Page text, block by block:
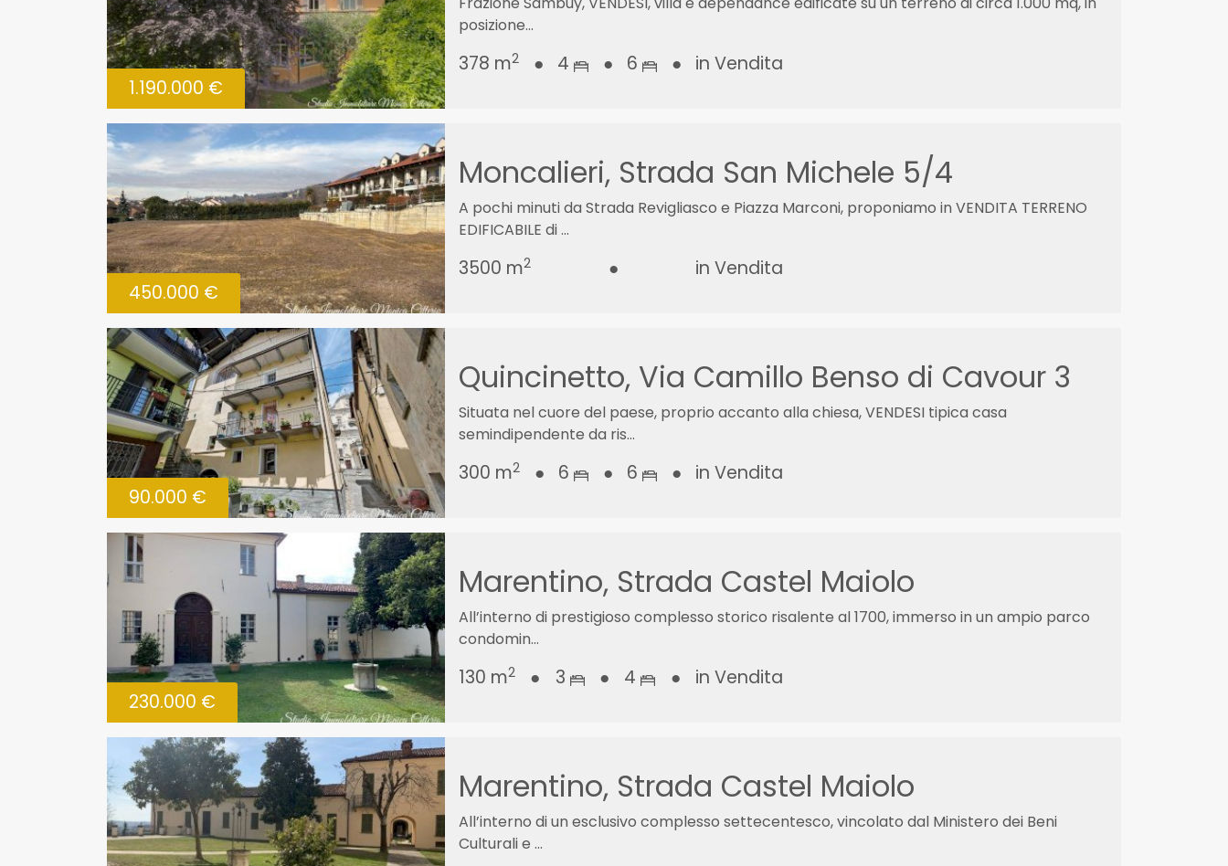
1.190.000 €
posizione...
378 m2 ● 4 ● 6 ● in Vendita
450.000 €
Moncalieri, Strada San Michele 5/4
A pochi minuti da Strada Revigliasco e Piazza Marconi, proponiamo in VENDITA TERRENO
EDIFICABILE di ...
3500 m2 ● in Vendita
90.000 €
Quincinetto, Via Camillo Benso di Cavour 3
Situata nel cuore del paese, proprio accanto alla chiesa, VENDESI tipica casa
semindipendente da ris...
300 m2 ● 6 ● 6 ● in Vendita
230.000 €
Marentino, Strada Castel Maiolo
All’interno di prestigioso complesso storico risalente al 1700, immerso in un ampio parco
condomin...
130 m2 ● 3 ● 4 ● in Vendita
Marentino, Strada Castel Maiolo
All’interno di un esclusivo complesso settecentesco, vincolato dal Ministero dei Beni
Culturali e ...